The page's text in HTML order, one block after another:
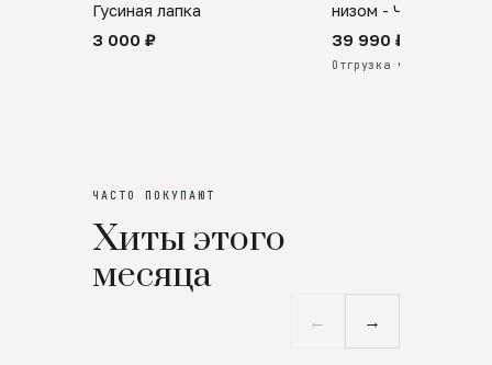
Гусиная лапка
3 000 ₽
низом - Черный
39 990 ₽
Отгрузка через 25 дней
ЧАСТО ПОКУПАЮТ
Хиты этого
месяца
← →